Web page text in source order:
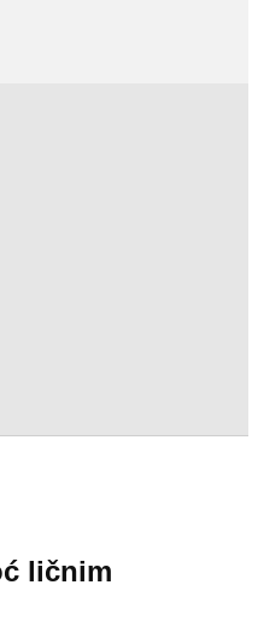
ličnim